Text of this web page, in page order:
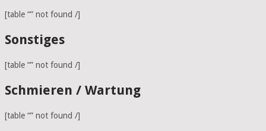
[table “” not found /]
Sonstiges
[table “” not found /]
Schmieren / Wartung
[table “” not found /]